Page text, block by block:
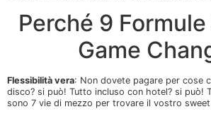
Perché 9
Game
Flessibilità vera: Non dovete pagare per cose
disco? si può! Tutto incluso con hotel? si può!
sono 7 vie di mezzo per trovare il vostro